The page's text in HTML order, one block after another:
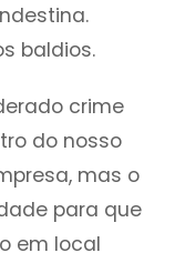
baldios.
crime
do nosso
mas o
para que
em local